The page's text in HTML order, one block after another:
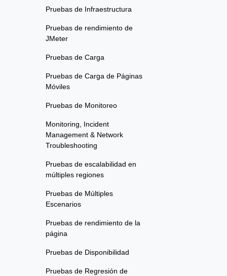
Pruebas de Infraestructura
Pruebas de rendimiento de
JMeter
Pruebas de Carga
Pruebas de Carga de Páginas
Móviles
Pruebas de Monitoreo
Monitoring, Incident
Management & Network
Troubleshooting
Pruebas de escalabilidad en
múltiples regiones
Pruebas de Múltiples
Escenarios
Pruebas de rendimiento de la
página
Pruebas de Disponibilidad
Pruebas de Regresión de